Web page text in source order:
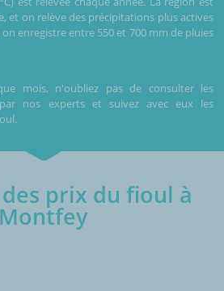
et on relève des précipitations plus actives
enregistre entre 550 et 700 mm de pluies
mois, n'oubliez pas de consulter les
nos experts et suivez avec eux les
prix du fioul à
Montfey